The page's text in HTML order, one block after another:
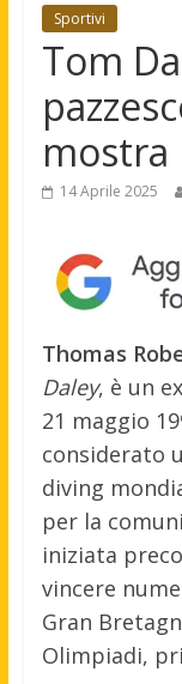
Sportivi
Tom
mostra
14 Aprile 2025
Thomas
Daley, è un
21 maggio
considerato
diving
per la
iniziata
vincere
Gran
Olimpiadi,